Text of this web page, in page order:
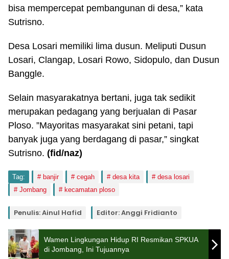
bisa mempercepat pembangunan di desa,” kata
Sutrisno.
Desa Losari memiliki lima dusun. Meliputi Dusun
Losari, Clangap, Losari Rowo, Sidopulo, dan Dusun
Banggle.
Selain masyarakatnya bertani, juga tak sedikit
merupakan pedagang yang berjualan di Pasar
Ploso. ”Mayoritas masyarakat sini petani, tapi
banyak juga yang berdagang di pasar,” singkat
Sutrisno. (fid/naz)
Tag: banjir cegah desa kita
desa losari
Jombang
kecamatan ploso
Penulis: Ainul Hafid Editor: Anggi Fridianto
Wamen Lingkungan Hidup RI Resmikan SPKUA
di Jombang, Ini Tujuannya